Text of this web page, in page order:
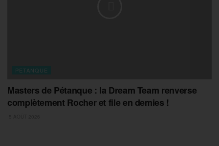
PETANQUE
Masters de Pétanque : la Dream Team renverse
complètement Rocher et file en demies !